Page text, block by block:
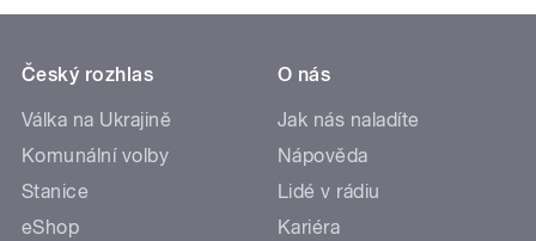
Český rozhlas
Válka na Ukrajině
Komunální volby
Stanice
eShop
O nás
Jak nás naladíte
Nápověda
Lidé v rádiu
Kariéra